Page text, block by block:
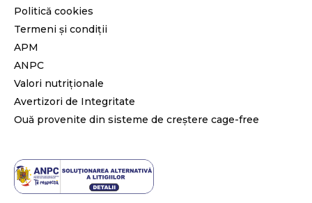
Politică cookies
Termeni și condiții
APM
ANPC
Valori nutriționale
Avertizori de Integritate
Ouă provenite din sisteme de creștere cage-free